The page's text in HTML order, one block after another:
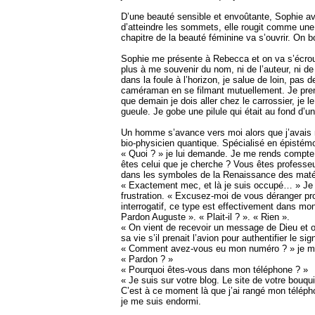
D’une beauté sensible et envoûtante, Sophie
d’atteindre les sommets, elle rougit comme
chapitre de la beauté féminine va s’ouvrir. On
Sophie me présente à Rebecca et on va
plus à me souvenir du nom, ni de l’auteur, ni
dans la foule à l’horizon, je salue de loin, pas
caméraman en se filmant mutuellement. Je
que demain je dois aller chez le carrossier, je
gueule. Je gobe une pilule qui était au fond
Un homme s’avance vers moi alors que
bio-physicien quantique. Spécialisé en
« Quoi ? » je lui demande. Je me rends
êtes celui que je cherche ? Vous êtes
dans les symboles de la Renaissance des
« Exactement mec, et là je suis occupé… » Je
frustration. « Excusez-moi de vous déranger
interrogatif, ce type est effectivement dans
Pardon Auguste ». « Plait-il ? ». « Rien ».
« On vient de recevoir un message de Dieu et
sa vie s’il prenait l’avion pour authentifier le
« Comment avez-vous eu mon numéro ? » je
« Pardon ? »
« Pourquoi êtes-vous dans mon téléphone ? »
« Je suis sur votre blog. Le site de votre
C’est à ce moment là que j’ai rangé mon
je me suis endormi.